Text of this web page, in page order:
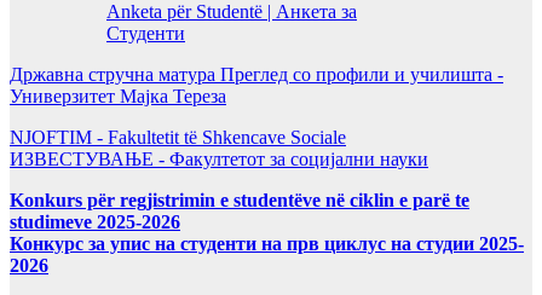
Anketa për Studentë | Анкета за
Студенти
Државна стручна матура Преглед со профили и училишта -
Универзитет Мајка Тереза
NJOFTIM - Fakultetit të Shkencave Sociale
ИЗВЕСТУВАЊЕ - Факултетот за социјални науки
Konkurs për regjistrimin e studentëve në ciklin e parë te
studimeve 2025-2026
Конкурс за упис на студенти на прв циклус на студии 2025-
2026